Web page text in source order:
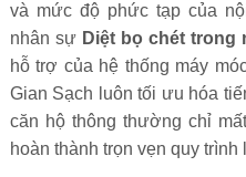
và mức độ phức tạp của
nhân sự Diệt bọ chét trong
hỗ trợ của hệ thống máy
Gian Sạch luôn tối ưu hóa
căn hộ thông thường chỉ
hoàn thành trọn vẹn quy trình